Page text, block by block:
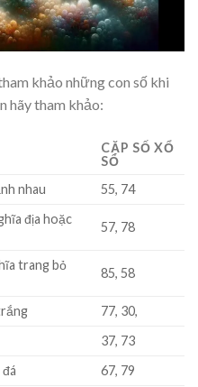
khảo những con số khi
hãy tham khảo:
CẶP SỐ XỔ
SỐ
nhau
55, 74
địa hoặc
57, 78
trang bỏ
85, 58
77, 30,
37, 73
67, 79